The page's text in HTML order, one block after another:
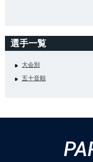
選手一覧
大会別
五十音順